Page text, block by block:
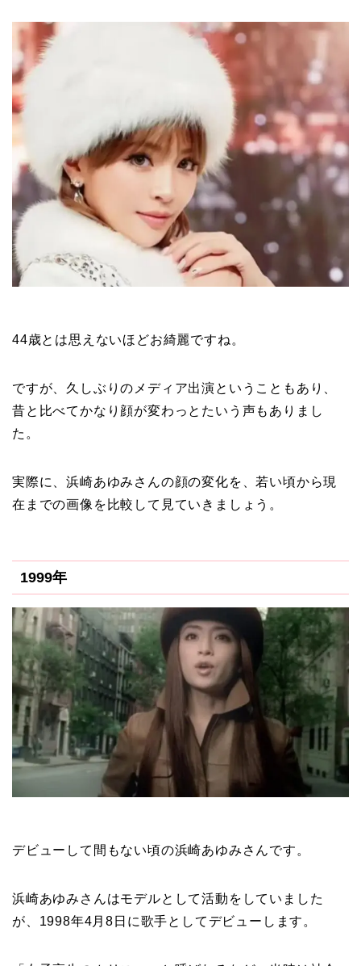
44歳とは思えないほどお綺麗ですね。
ですが、久しぶりのメディア出演ということもあり、
昔と比べてかなり顔が変わっとたいう声もありまし
た。
実際に、浜崎あゆみさんの顔の変化を、若い頃から現
在までの画像を比較して見ていきましょう。
1999年
デビューして間もない頃の浜崎あゆみさんです。
浜崎あゆみさんはモデルとして活動をしていました
が、1998年4月8日に歌手としてデビューします。